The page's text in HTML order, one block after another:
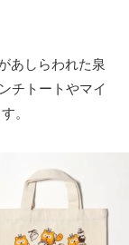
あしらわれた泉
チトートやマイ
。